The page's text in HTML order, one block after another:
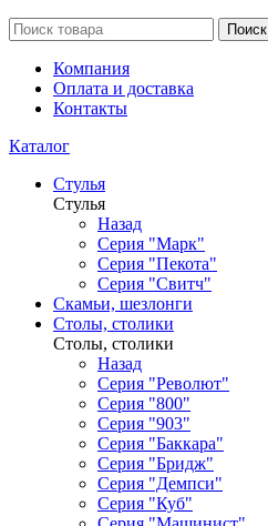
Поиск
Компания
Оплата и доставка
Контакты
Каталог
Стулья
Стулья
Назад
Серия "Марк"
Серия "Пекота"
Серия "Свитч"
Скамьи, шезлонги
Столы, столики
Столы, столики
Назад
Серия "Револют"
Серия "800"
Серия "903"
Серия "Баккара"
Серия "Бридж"
Серия "Демпси"
Серия "Куб"